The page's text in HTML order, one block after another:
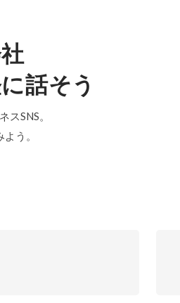
話そう
SNS。
う。